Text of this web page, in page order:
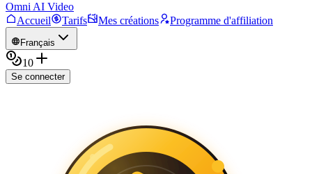
Omni AI Video
Accueil
Tarifs Mes créations Programme d'affiliation
Français
10
Se connecter